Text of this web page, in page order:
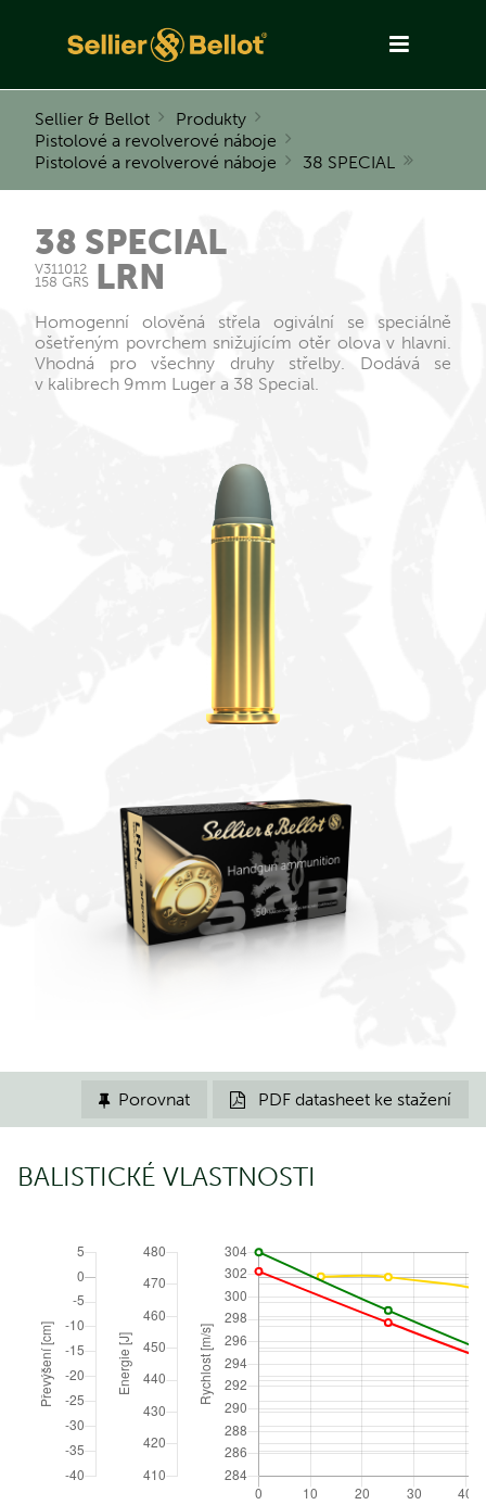
Sellier & Bellot
Produkty
Pistolové a revolverové náboje
Pistolové a revolverové náboje
38 SPECIAL
38 SPECIAL
LRN
V311012
158 GRS
Homogenní olověná střela ogivální se speciálně
ošetřeným povrchem snižujícím otěr olova v hlavni.
Vhodná pro všechny druhy střelby. Dodává se
v kalibrech 9 mm Luger a 38 Special.
 PDF datasheet ke stažení
 Porovnat
BALISTICKÉ VLASTNOSTI